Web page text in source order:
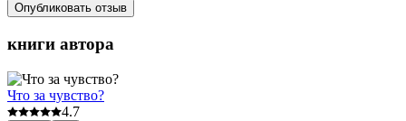
Опубликовать отзыв
книги автора
Что за чувство?
4.7